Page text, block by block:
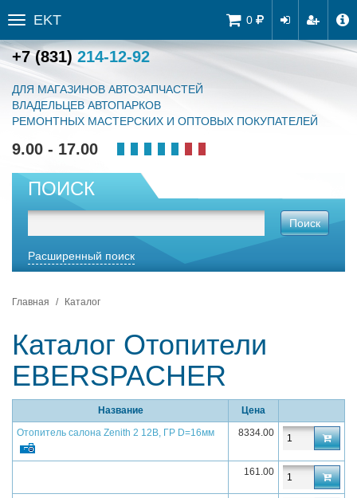
0
Toggle
sidebar
EKT
+7 (831) 214-12-92
ДЛЯ МАГАЗИНОВ АВТОЗАПЧАСТЕЙ
ВЛАДЕЛЬЦЕВ АВТОПАРКОВ
РЕМОНТНЫХ МАСТЕРСКИХ И ОПТОВЫХ ПОКУПАТЕЛЕЙ
9.00 - 17.00
ПОИСК
Поиск
Расширенный поиск
Главная Каталог
Каталог Отопители
EBERSPACHER
Название
Цена
Отопитель салона Zenith 2 12В, ГР D=16мм
8334.00
161.00